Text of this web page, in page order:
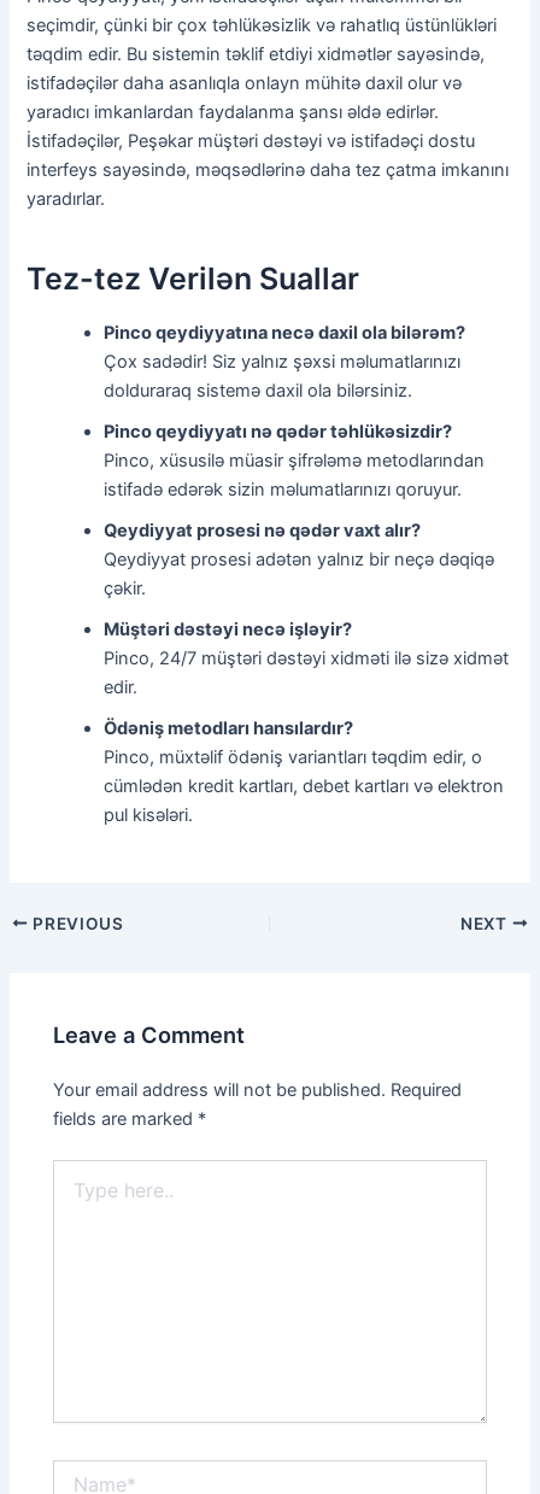
seçimdir, çünki bir çox təhlükəsizlik və rahatlıq üstünlükləri
təqdim edir. Bu sistemin təklif etdiyi xidmətlər sayəsində,
istifadəçilər daha asanlıqla onlayn mühitə daxil olur və
yaradıcı imkanlardan faydalanma şansı əldə edirlər.
İstifadəçilər, Peşəkar müştəri dəstəyi və istifadəçi dostu
interfeys sayəsində, məqsədlərinə daha tez çatma imkanını
yaradırlar.
Tez-tez Verilən Suallar
Pinco qeydiyyatına necə daxil ola bilərəm?
Çox sadədir! Siz yalnız şəxsi məlumatlarınızı
dolduraraq sistemə daxil ola bilərsiniz.
Pinco qeydiyyatı nə qədər təhlükəsizdir?
Pinco, xüsusilə müasir şifrələmə metodlarından
istifadə edərək sizin məlumatlarınızı qoruyur.
Qeydiyyat prosesi nə qədər vaxt alır?
Qeydiyyat prosesi adətən yalnız bir neçə dəqiqə
çəkir.
Müştəri dəstəyi necə işləyir?
Pinco, 24/7 müştəri dəstəyi xidməti ilə sizə xidmət
edir.
Ödəniş metodları hansılardır?
Pinco, müxtəlif ödəniş variantları təqdim edir, o
cümlədən kredit kartları, debet kartları və elektron
pul kisələri.
PREVIOUS NEXT
Leave a Comment
Your email address will not be published. Required
fields are marked *
here..